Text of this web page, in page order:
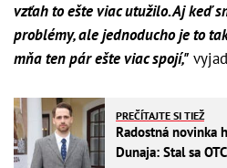
vzťah to ešte viac utužilo. Aj keď
problémy, ale jednoducho je to
mňa ten pár ešte viac spojí,"
PREČÍTAJTE SI TIEŽ
Radostná novinka
Dunaja: Stal sa